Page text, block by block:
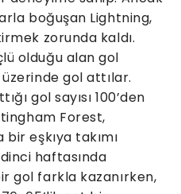
boğuşan Lightning,
zorunda kaldı.
olduğu alan gol
gol attılar.
gol sayısı 100’den
Forest,
eşkıya takımı
haftasında
gol farkla kazanırken,